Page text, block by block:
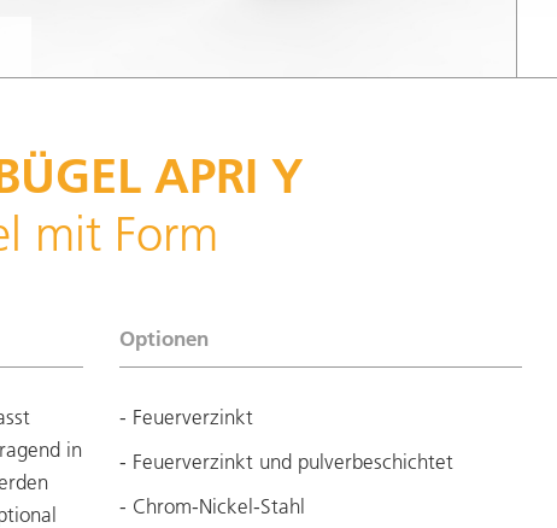
APRI Y
mit Form
in
Optionen
- Feuerverzinkt
- Feuerverzinkt und pulverbeschichtet
- Chrom-Nickel-Stahl